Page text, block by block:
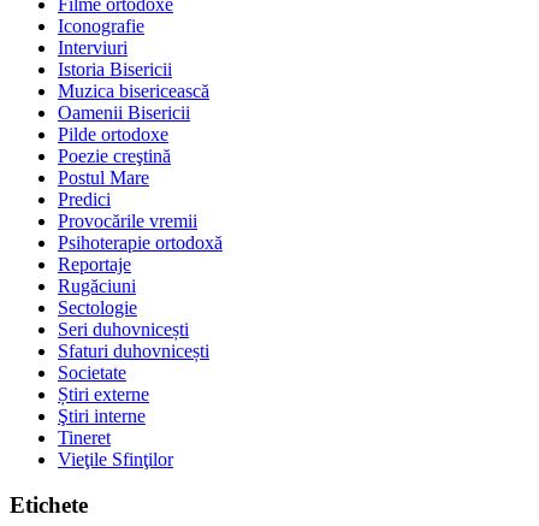
Iconografie
Interviuri
Istoria Bisericii
Muzica bisericească
Oamenii Bisericii
Pilde ortodoxe
Poezie creştină
Postul Mare
Predici
Provocările vremii
Psihoterapie ortodoxă
Reportaje
Rugăciuni
Sectologie
Seri duhovnicești
Sfaturi duhovnicești
Societate
Știri externe
Ştiri interne
Tineret
Vieţile Sfinţilor
Etichete